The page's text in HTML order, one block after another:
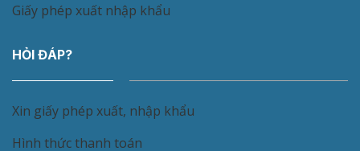
Giấy phép xuất nhập khẩu
HỎI ĐÁP?
Xin giấy phép xuất, nhập khẩu
Hình thức thanh toán